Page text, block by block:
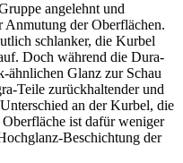
angelehnt und
Anmutung der Oberflächen.
schlanker, die Kurbel
Doch während die Dura-
ähnlichen Glanz zur Schau
Teile zurückhaltender und
an der Kurbel, die
ist dafür weniger
Beschichtung der